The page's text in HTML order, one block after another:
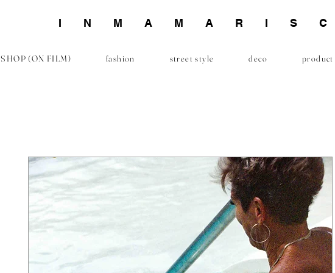
SHOP (ON FILM) fashion street style deco product